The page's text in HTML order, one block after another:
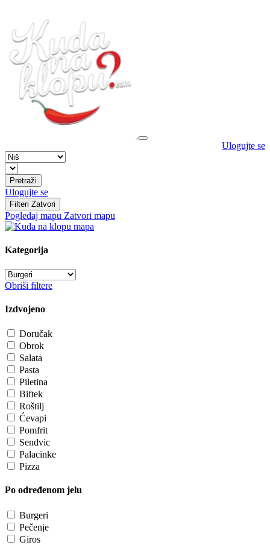
Ulogujte se
Pretraži
Ulogujte se
Filteri Zatvori
Pogledaj mapu Zatvori mapu
Kategorija
Obriši filtere
Izdvojeno
Doručak
Obrok
Salata
Pasta
Piletina
Biftek
Roštilj
Ćevapi
Pomfrit
Sendvic
Palacinke
Pizza
Po određenom jelu
Burgeri
Pečenje
Giros